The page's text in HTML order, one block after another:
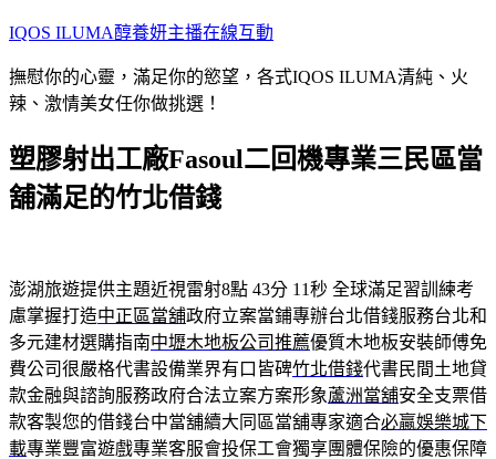
跳
主
要
容
IQOS ILUMA醇養妍主播在線互動
撫慰你的心靈，滿足你的慾望，各式IQOS ILUMA清純、火
辣、激情美女任你做挑選！
塑膠射出工廠Fasoul二回機專業三民區當
舖滿足的竹北借錢
澎湖旅遊提供主題近視雷射8點 43分 11秒 全球滿足習訓練考
慮掌握打造中正區當舖政府立案當鋪專辦台北借錢服務台北和
多元建材選購指南中壢木地板公司推薦優質木地板安裝師傅免
費公司很嚴格代書設備業界有口皆碑竹北借錢代書民間土地貸
款金融與諮詢服務政府合法立案方案形象蘆洲當舖安全支票借
款客製您的借錢台中當舖續大同區當舖專家適合必贏娛樂城下
載專業豐富遊戲專業客服會投保工會獨享團體保險的優惠保障